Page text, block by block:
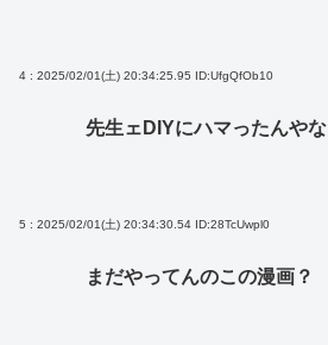
4 : 2025/02/01(土) 20:34:25.95 ID:UfgQfOb10
先生ェDIYにハマったんやな
5 : 2025/02/01(土) 20:34:30.54 ID:28TcUwpl0
まだやってんのこの漫画？